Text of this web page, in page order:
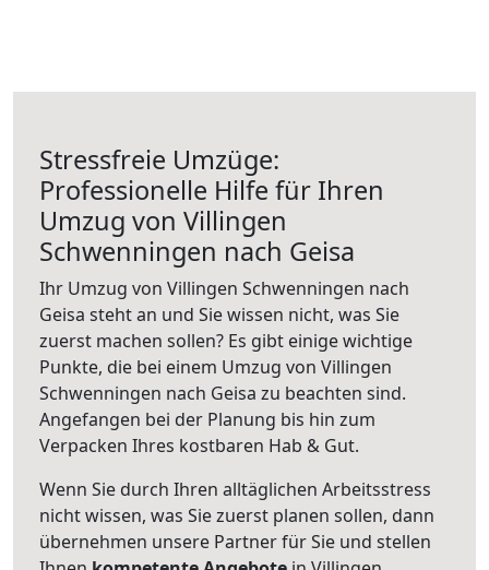
Stressfreie Umzüge:
Professionelle Hilfe für Ihren
Umzug von Villingen
Schwenningen nach Geisa
Ihr Umzug von Villingen Schwenningen nach
Geisa steht an und Sie wissen nicht, was Sie
zuerst machen sollen? Es gibt einige wichtige
Punkte, die bei einem Umzug von Villingen
Schwenningen nach Geisa zu beachten sind.
Angefangen bei der Planung bis hin zum
Verpacken Ihres kostbaren Hab & Gut.
Wenn Sie durch Ihren alltäglichen Arbeitsstress
nicht wissen, was Sie zuerst planen sollen, dann
übernehmen unsere Partner für Sie und stellen